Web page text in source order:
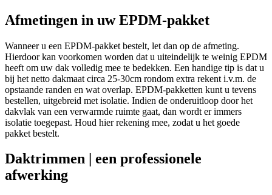
Afmetingen in uw EPDM-pakket
Wanneer u een EPDM-pakket bestelt, let dan op de afmeting.
Hierdoor kan voorkomen worden dat u uiteindelijk te weinig EPDM
heeft om uw dak volledig mee te bedekken. Een handige tip is dat u
bij het netto dakmaat circa 25-30cm rondom extra rekent i.v.m. de
opstaande randen en wat overlap. EPDM-pakketten kunt u tevens
bestellen, uitgebreid met isolatie. Indien de onderuitloop door het
dakvlak van een verwarmde ruimte gaat, dan wordt er immers
isolatie toegepast. Houd hier rekening mee, zodat u het goede
pakket bestelt.
Daktrimmen | een professionele
afwerking